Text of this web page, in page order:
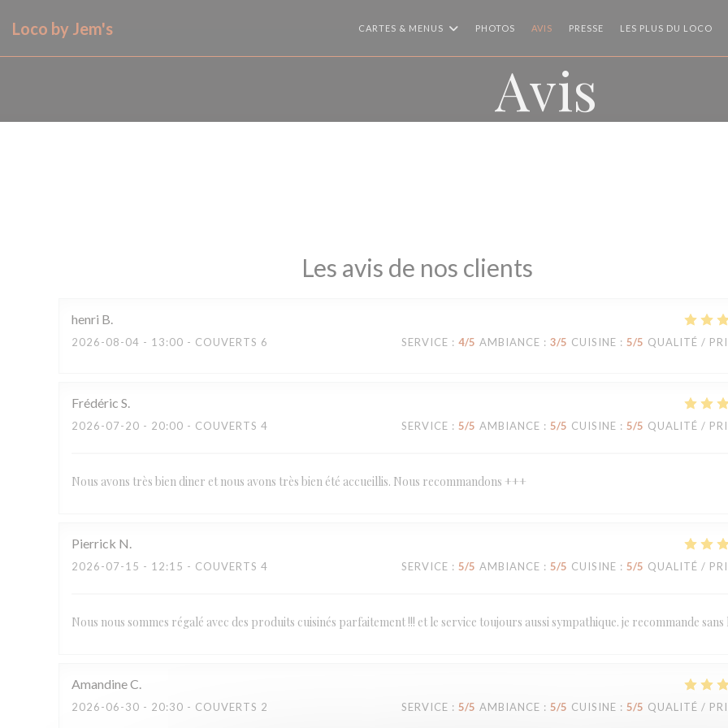
Loco by Jem's CARTES & MENUS PHOTOS AVIS PRESSE LES PLUS DU LOCO
Avis
Les avis de nos clients
henri B
2026-08-04 - 13:00 - COUVERTS 6 SERVICE : 4/5 AMBIANCE : 3/5 CUISINE : 5/5 QUALITÉ /
Frédéric S
2026-07-20 - 20:00 - COUVERTS 4 SERVICE : 5/5 AMBIANCE : 5/5 CUISINE : 5/5 QUALITÉ /
Nous avons très bien diner et nous avons très bien été accueillis. Nous recommandons +++
Pierrick N
2026-07-15 - 12:15 - COUVERTS 4 SERVICE : 5/5 AMBIANCE : 5/5 CUISINE : 5/5 QUALITÉ /
Nous nous sommes régalé avec des produits cuisinés parfaitement !!! et le service toujours aussi sympathique. je recommande sans
AmandineC
2026-06-30 - 20:30 - COUVERTS 2 SERVICE : 5/5 AMBIANCE : 5/5 CUISINE : 5/5 QUALITÉ /